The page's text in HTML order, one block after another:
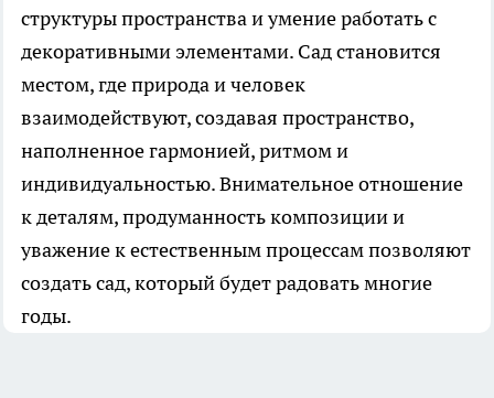
структуры пространства и умение работать с
декоративными элементами. Сад становится
местом, где природа и человек
взаимодействуют, создавая пространство,
наполненное гармонией, ритмом и
индивидуальностью. Внимательное отношение
к деталям, продуманность композиции и
уважение к естественным процессам позволяют
создать сад, который будет радовать многие
годы.